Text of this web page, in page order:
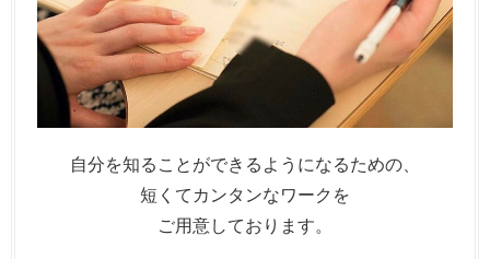
自分を知ることができるようになるための、
短くてカンタンなワークを
ご用意しております。